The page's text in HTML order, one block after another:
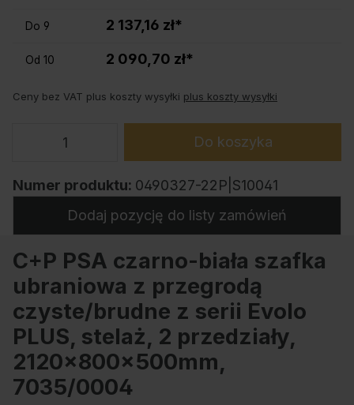
Do 9 2 137,16 zł*
Od 10 2 090,70 zł*
Ceny bez VAT plus koszty wysyłki plus koszty wysyłki
Do koszyka
Numer produktu: 0490327-22P|S10041
Dodaj pozycję do listy zamówień
C+P PSA czarno-biała szafka
ubraniowa z przegrodą
czyste/brudne z serii Evolo
PLUS, stelaż, 2 przedziały,
2120x800x500mm,
7035/0004